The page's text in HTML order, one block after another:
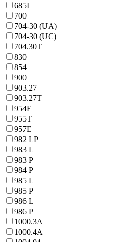
685I
700
704-30 (UA)
704-30 (UC)
704.30T
830
854
900
903.27
903.27T
954E
955T
957E
982 LP
983 L
983 P
984 P
985 L
985 P
986 L
986 P
1000.3A
1000.4A